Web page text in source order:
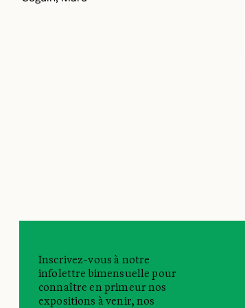
Inscrivez-vous à notre
infolettre bimensuelle pour
connaître en primeur nos
expositions à venir, nos